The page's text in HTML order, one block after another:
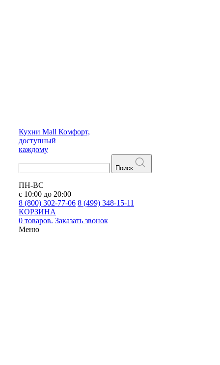
Кухни Mall Комфорт,
доступный
каждому
Поиск
ПН-ВС
с 10:00 до 20:00
8 (800) 302-77-06 8 (499) 348-15-11
КОРЗИНА
0 товаров. Заказать звонок
Меню